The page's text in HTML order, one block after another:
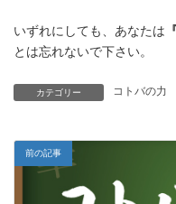
いずれにしても、あなたは
とは忘れないで下さい。
カテゴリー コトバの力
前の記事